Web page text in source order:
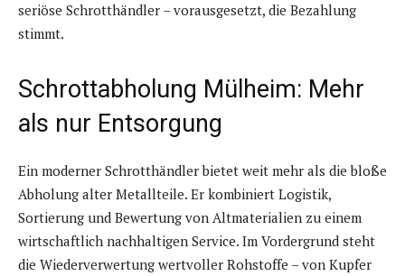
seriöse Schrotthändler – vorausgesetzt, die Bezahlung
stimmt.
Schrottabholung Mülheim: Mehr
als nur Entsorgung
Ein moderner Schrotthändler bietet weit mehr als die bloße
Abholung alter Metallteile. Er kombiniert Logistik,
Sortierung und Bewertung von Altmaterialien zu einem
wirtschaftlich nachhaltigen Service. Im Vordergrund steht
die Wiederverwertung wertvoller Rohstoffe – von Kupfer